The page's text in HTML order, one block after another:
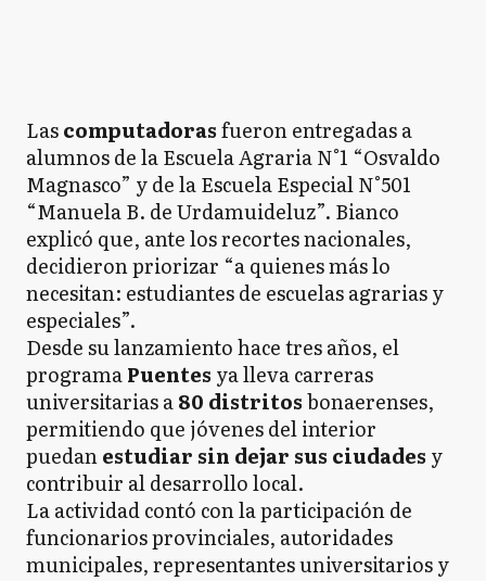
Lascomputadorasfueron entregadas a
alumnos de la Escuela Agraria N°1 “Osvaldo
Magnasco” y de la Escuela Especial N°501
“Manuela B. de Urdamuideluz”. Bianco
explicó que, ante los recortes nacionales,
decidieron priorizar “a quienes más lo
necesitan: estudiantes de escuelas agrarias y
especiales”.
Desde su lanzamiento hace tres años, el
programaPuentes ya lleva carreras
universitarias a80 distritosbonaerenses,
permitiendo que jóvenes del interior
puedanestudiar sin dejar sus ciudades y
contribuir al desarrollo local.
La actividad contó con la participación de
funcionarios provinciales, autoridades
municipales, representantes universitarios y